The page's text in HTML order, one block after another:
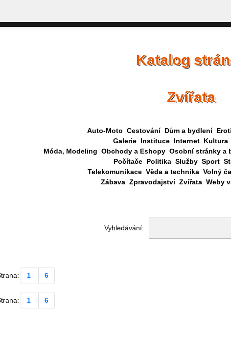
Katalog
Zvířata
Auto-Moto Cestování Dům a bydlení
Galerie Instituce Internet Kultura
Móda, Modeling Obchody a Eshopy Osobní stránky a
Počítače Politika Služby Sport
Telekomunikace Věda a technika Volný
Zábava Zpravodajství Zvířata Weby
Vyhledávání:
1 6
1 6